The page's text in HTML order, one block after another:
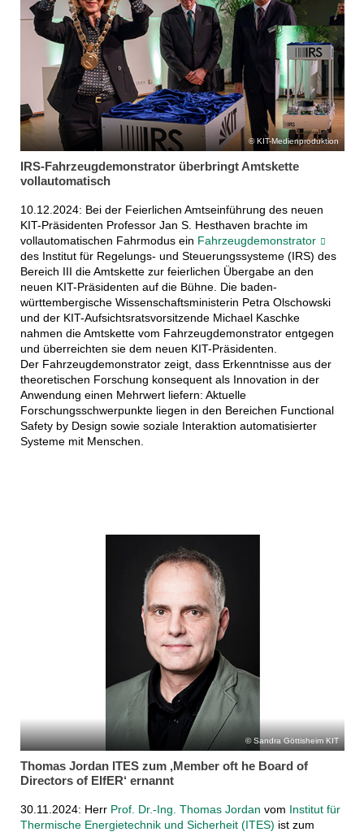
KIT-Medienproduktion
IRS-Fahrzeugdemonstrator überbringt Amtskette
vollautomatisch
10.12.2024: Bei der Feierlichen Amtseinführung des neuen
KIT-Präsidenten Professor Jan S. Hesthaven brachte im
vollautomatischen Fahrmodus ein Fahrzeugdemonstrator
des Institut für Regelungs- und Steuerungssysteme (IRS) des
Bereich III die Amtskette zur feierlichen Übergabe an den
neuen KIT-Präsidenten auf die Bühne. Die baden-
württembergische Wissenschaftsministerin Petra Olschowski
und der KIT-Aufsichtsratsvorsitzende Michael Kaschke
nahmen die Amtskette vom Fahrzeugdemonstrator entgegen
und überreichten sie dem neuen KIT-Präsidenten.
Der Fahrzeugdemonstrator zeigt, dass Erkenntnisse aus der
theoretischen Forschung konsequent als Innovation in der
Anwendung einen Mehrwert liefern: Aktuelle
Forschungsschwerpunkte liegen in den Bereichen Functional
Safety by Design sowie soziale Interaktion automatisierter
Systeme mit Menschen.
Sandra Göttisheim KIT
Thomas Jordan ITES zum ‚Member oft he Board of
Directors of EIfER‘ ernannt
30.11.2024: Herr Prof. Dr.-Ing. Thomas Jordan vom Institut für
Thermische Energietechnik und Sicherheit (ITES) ist zum